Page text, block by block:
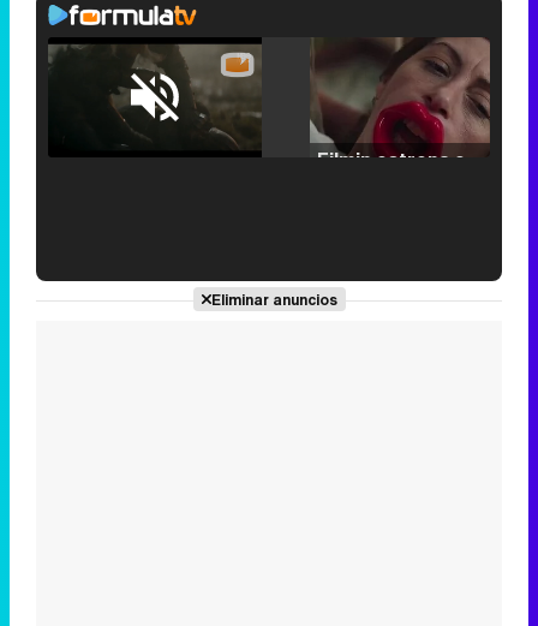
Unmute /
Loaded :
'120 Minutos' celebra sus 2.000 programas en Telemadrid con un vídeo del día a día en la redacción
Eliminar anuncios